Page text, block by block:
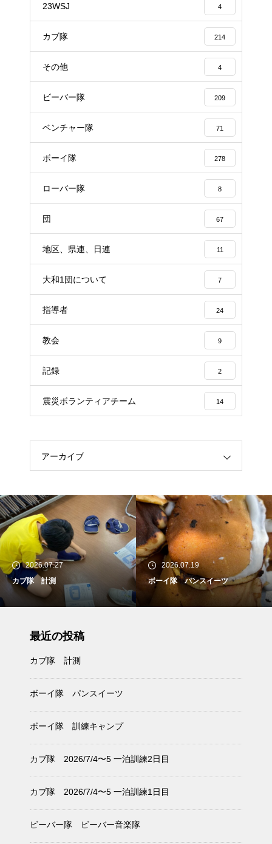
23WSJ 4
カブ隊 214
その他 4
ビーバー隊 209
ベンチャー隊 71
ボーイ隊 278
ローバー隊 8
団 67
地区、県連、日連 11
大和1団について 7
指導者 24
教会 9
記録 2
震災ボランティアチーム 14
アーカイブ
2026.07.19
ボーイ隊 パンスイーツ
2026.07.12
ボーイ隊 訓練キャンプ
最近の投稿
カブ隊 計測
ボーイ隊 パンスイーツ
ボーイ隊 訓練キャンプ
カブ隊 2026/7/4〜5 一泊訓練2日目
カブ隊 2026/7/4〜5 一泊訓練1日目
ビーバー隊 ビーバー音楽隊